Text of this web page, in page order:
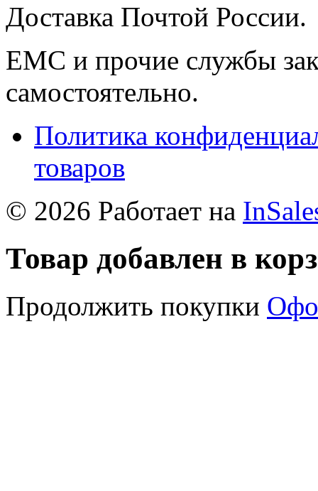
Доставка Почтой России.
ЕМС и прочие службы
самостоятельно.
Политика
товаров
© 2026 Работает на
Товар добавлен в
Продолжить покупки